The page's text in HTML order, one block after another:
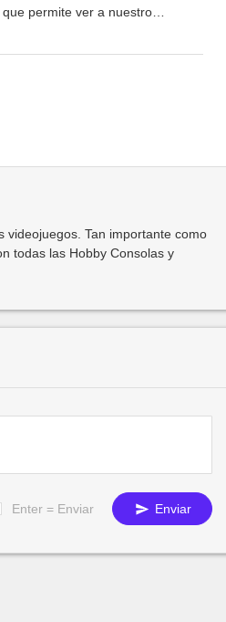
permite ver a nuestro
videojuegos. Tan importante como
todas las Hobby Consolas y
Enter = Enviar Enviar